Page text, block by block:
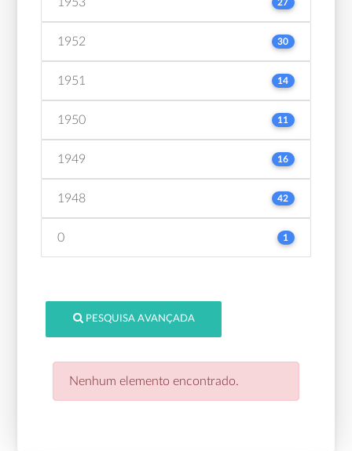
27
1952 30
1951 14
1950 11
1949 16
1948 42
0 1
PESQUISA AVANÇADA
Nenhum elemento encontrado.